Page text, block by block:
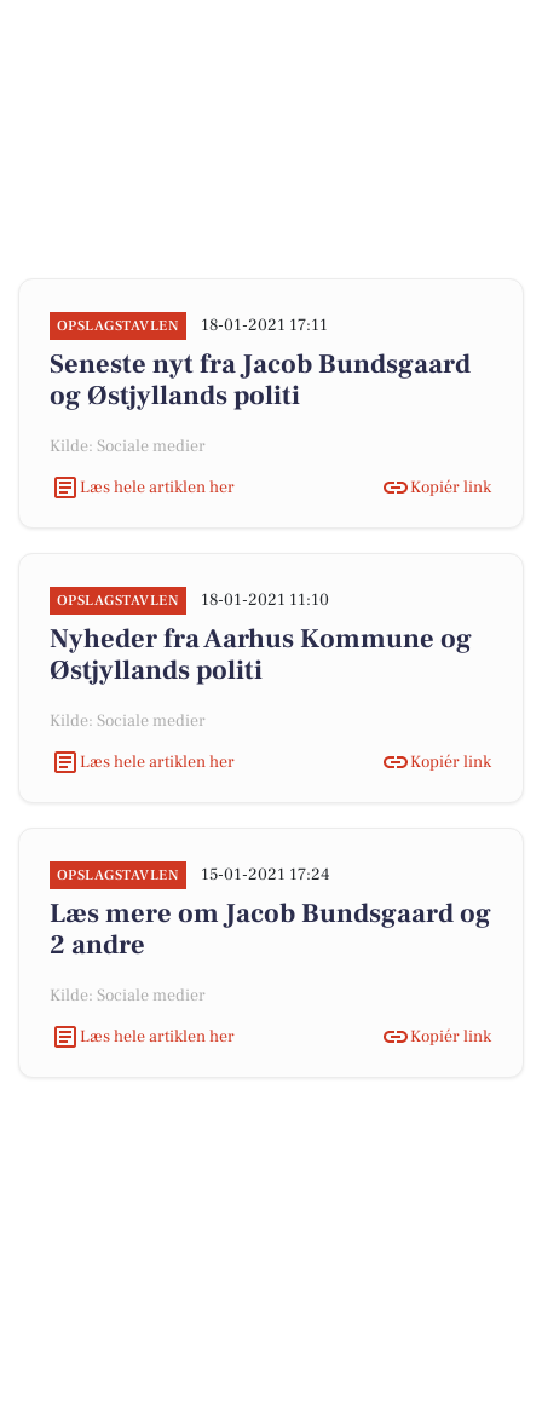
OPSLAGSTAVLEN 18-01-2021 17:11
Seneste nyt fra Jacob Bundsgaard
og Østjyllands politi
Kilde: Sociale medier
Læs hele artiklen her
Kopiér link
OPSLAGSTAVLEN 18-01-2021 11:10
Nyheder fra Aarhus Kommune og
Østjyllands politi
Kilde: Sociale medier
Læs hele artiklen her
Kopiér link
OPSLAGSTAVLEN 15-01-2021 17:24
Læs mere om Jacob Bundsgaard og
2 andre
Kilde: Sociale medier
Læs hele artiklen her
Kopiér link